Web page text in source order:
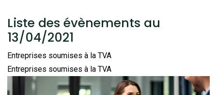
Liste des évènements au
13/04/2021
Entreprises soumises à la TVA
Entreprises soumises à la TVA